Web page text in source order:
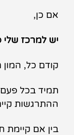
אם כן,
יש למרכז שלי
קודם כל,
תמיד בכל
ההתרגשות
בין אם קיימת